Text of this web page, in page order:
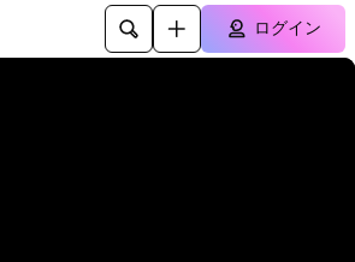
ップ
ログイン